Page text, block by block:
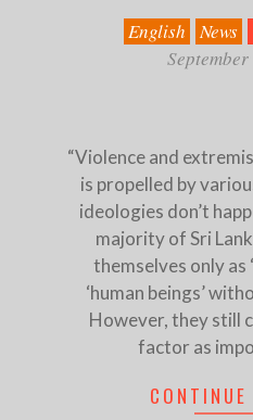
English News
“Violence and
is propelled by
ideologies don’t
majority of Sri
themselves only as
‘human beings’
However, they still
factor as
CONTINUE